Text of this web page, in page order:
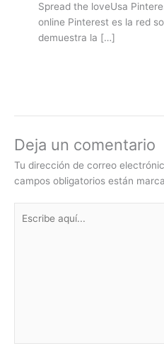
Spread the loveUsa
online Pinterest es la red
demuestra la […]
Deja un comentario
Tu dirección de correo
campos obligatorios están
aquí...